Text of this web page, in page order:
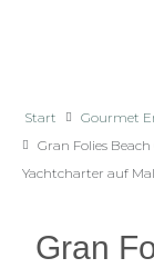
Start
Gourmet
Gran Folies
Yachtcharter auf
Gran